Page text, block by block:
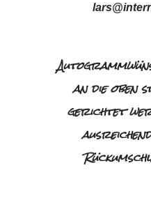
an die oben
gerichtet